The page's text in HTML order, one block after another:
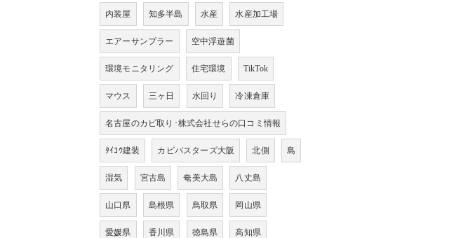
内装屋 知多半島 水産 水産加工場
エアーサンプラー 空中浮遊菌
環境モニタリング 住宅環境 TikTok
マウス 三ヶ日 水回り 冷凍倉庫
名古屋のカビ取り･株式会社せらの口コミ情報
ﾀｲｺｳ建装 カビバスターズ大阪 北側 島
湿気 宮古島 奄美大島 八丈島
山口県 島根県 鳥取県 岡山県
愛媛県 香川県 徳島県 高知県